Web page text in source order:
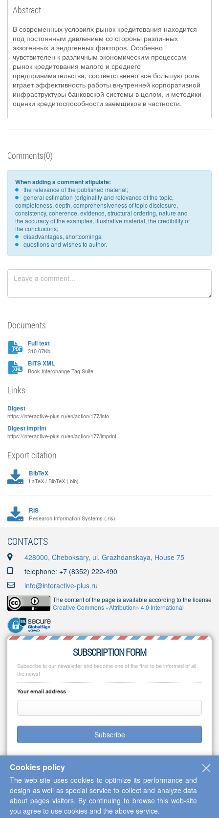
Abstract
В современных условиях рынок кредитования находится
под постоянным давлением со стороны различных
экзогенных и эндогенных факторов. Особенно
чувствителен к различным экономическим процессам
рынок кредитования малого и среднего
предпринимательства, соответственно все большую роль
играет эффективность работы внутренней корпоративной
инфраструктуры банковской системы в целом, и методики
оценки кредитоспособности заемщиков в частности.
Comments(0)
When adding a comment stipulate:
the relevance of the published material;
general estimation (originality and relevance of the topic,
completeness, depth, comprehensiveness of topic disclosure,
consistency, coherence, evidence, structural ordering, nature and
the accuracy of the examples, illustrative material, the credibility of
the conclusions;
disadvantages, shortcomings;
questions and wishes to author.
Documents
Full text
310.07Kb
BITS XML
Book Interchange Tag Suite
Links
Digest
https://interactive-plus.ru/en/action/177/info
Digest imprint
https://interactive-plus.ru/en/action/177/imprint
Export citation
BibTeX
LaTeX / BibTeX (.bib)
RIS
Research Information Systems (.ris)
CONTACTS
428000, Cheboksary, ul. Grazhdanskaya, House 75
telephone: +7 (8352) 222-490
info@interactive-plus.ru
The content of the page is available according to the license
Creative Commons «Attribution» 4.0 International
SUBSCRIPTION FORM
Subscribe to our newsletter and become one of the first to be informed of all
the news!
Your email address
Subscribe
Copyright © 2013-2026 Scientific Cooperation Center "Interactive Plus"
Cookies policy
The web-site uses cookies to optimize its performance and
design as well as special service to collect and analyze data
about pages visitors. By continuing to browse this web-site
you agree to use cookies and the above service.